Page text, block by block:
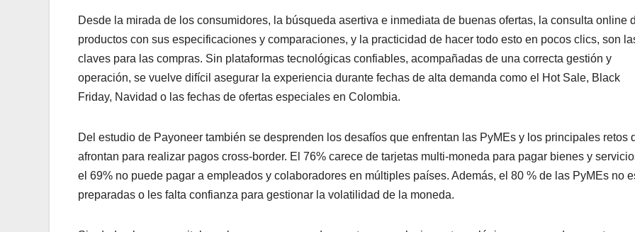
Desde la mirada de los consumidores, la búsqueda asertiva e inmediata de buenas ofertas, la consulta online
productos con sus especificaciones y comparaciones, y la practicidad de hacer todo esto en pocos clics, son
claves para las compras. Sin plataformas tecnológicas confiables, acompañadas de una correcta gestión y
operación, se vuelve difícil asegurar la experiencia durante fechas de alta demanda como el Hot Sale, Black
Friday, Navidad o las fechas de ofertas especiales en Colombia.
Del estudio de Payoneer también se desprenden los desafíos que enfrentan las PyMEs y los principales retos
afrontan para realizar pagos cross-border. El 76% carece de tarjetas multi-moneda para pagar bienes y
el 69% no puede pagar a empleados y colaboradores en múltiples países. Además, el 80 % de las PyMEs no
preparadas o les falta confianza para gestionar la volatilidad de la moneda.